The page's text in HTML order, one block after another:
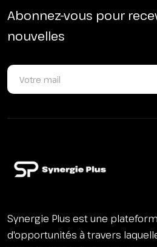
Abonnez-vous pour
nouvelles
Synergie Plus est une
d'opportunités à travers